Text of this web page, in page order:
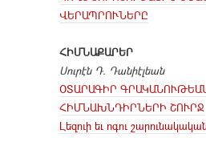
ՎԵՐԱՊՐՈՒՆԵՐԸ
ՀԻՄՆԱՔԱՐԵՐ
Սուրէն Դ. Դանիէլեան
ՕՏԱՐԱԳԻՐ
ՀԻՄՆԱԽՆԴԻՐՆԵՐԻ ՇՈՒՐՋ
Լեզուի եւ ոգու